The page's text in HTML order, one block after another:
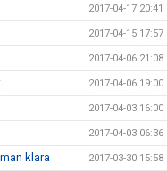
2017-04-17 20:41
2017-04-15 17:57
2017-04-06 21:08
2017-04-06 19:00
2017-04-03 16:00
2017-04-03 06:36
klara 2017-03-30 15:58